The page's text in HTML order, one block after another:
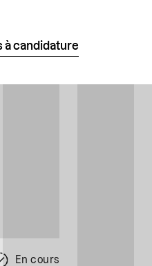
à candidature
En cours